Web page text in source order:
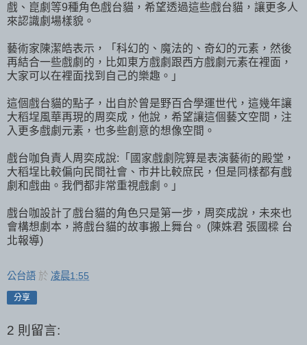
戲、崑劇等9種角色戲台貓，希望透過這些戲台貓，讓更多人
來認識劇場樣貌。
藝術家陳潔皓表示，「科幻的、魔法的、奇幻的元素，然後
再結合一些戲劇的，比如東方戲劇跟西方戲劇元素在裡面，
大家可以在裡面找到自己的樂趣。」
這個戲台貓的點子，出自於曾是野百合學運世代，這幾年讓
大稻埕風華再現的周奕成，他說，希望讓這個藝文空間，注
入更多戲劇元素，也多些創意的想像空間。
戲台咖負責人周奕成說:「國家戲劇院算是表演藝術的殿堂，
大稻埕比較偏向民間社會、市井比較庶民，但是同樣都有戲
劇和戲曲。我們都非常重視戲劇。」
戲台咖設計了戲台貓的角色只是第一步，周奕成說，未來也
會構想劇本，將戲台貓的故事搬上舞台。 (陳姝君 張國樑 台
北報導)
公台語 於 凌晨1:55
分享
2 則留言: